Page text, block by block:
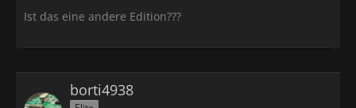
Ist das eine andere Edition???
borti4938